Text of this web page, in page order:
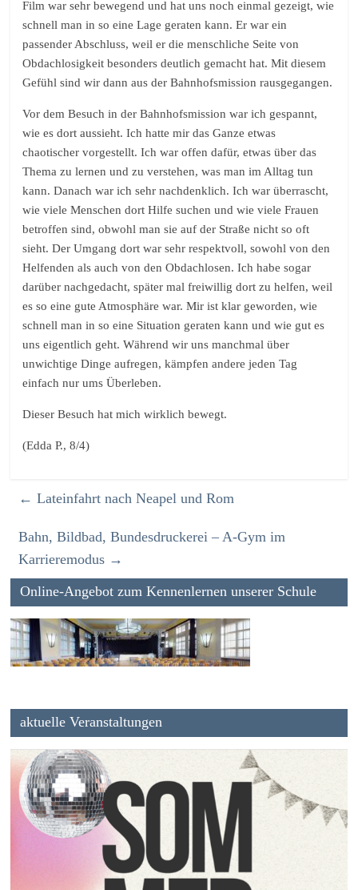
Film war sehr bewegend und hat uns noch einmal gezeigt, wie
schnell man in so eine Lage geraten kann. Er war ein
passender Abschluss, weil er die menschliche Seite von
Obdachlosigkeit besonders deutlich gemacht hat. Mit diesem
Gefühl sind wir dann aus der Bahnhofsmission rausgegangen.
Vor dem Besuch in der Bahnhofsmission war ich gespannt,
wie es dort aussieht. Ich hatte mir das Ganze etwas
chaotischer vorgestellt. Ich war offen dafür, etwas über das
Thema zu lernen und zu verstehen, was man im Alltag tun
kann. Danach war ich sehr nachdenklich. Ich war überrascht,
wie viele Menschen dort Hilfe suchen und wie viele Frauen
betroffen sind, obwohl man sie auf der Straße nicht so oft
sieht. Der Umgang dort war sehr respektvoll, sowohl von den
Helfenden als auch von den Obdachlosen. Ich habe sogar
darüber nachgedacht, später mal freiwillig dort zu helfen, weil
es so eine gute Atmosphäre war. Mir ist klar geworden, wie
schnell man in so eine Situation geraten kann und wie gut es
uns eigentlich geht. Während wir uns manchmal über
unwichtige Dinge aufregen, kämpfen andere jeden Tag
einfach nur ums Überleben.
Dieser Besuch hat mich wirklich bewegt.
(Edda P., 8/4)
← Lateinfahrt nach Neapel und Rom
Bahn, Bildbad, Bundesdruckerei – A-Gym im
Karrieremodus →
Online-Angebot zum Kennenlernen unserer Schule
aktuelle Veranstaltungen